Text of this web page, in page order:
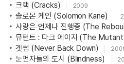
크랙 (Cracks) 2009
솔로몬 케인 (Solomon Kane)
사랑은 언제나 진행중 (The
뮤턴트 : 다크 에이지 (The
겟썸 (Never Back Down)
눈먼자들의 도시 (Blindness)